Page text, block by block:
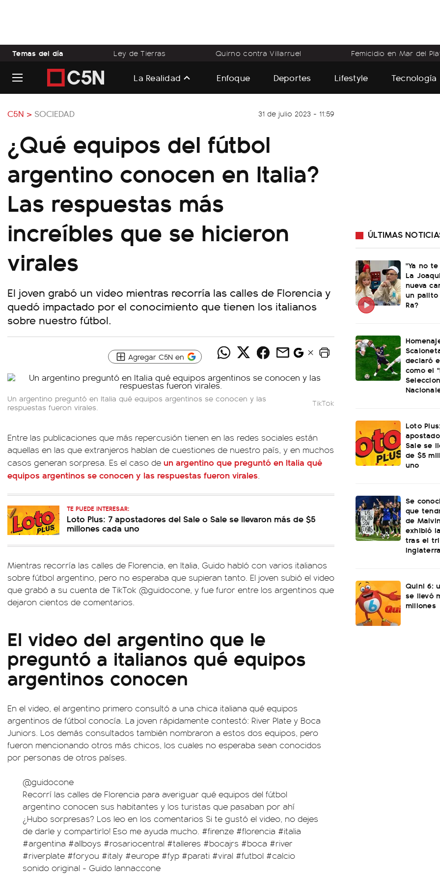
Temas del día Ley de Tierras Quirno contra Villarruel Femicidio en Mar del
La Realidad Enfoque Deportes Lifestyle Tecnología
C5N > SOCIEDAD 31 de julio 2023 - 11:59
¿Qué equipos del fútbol
argentino conocen en Italia?
Las respuestas más
increíbles que se hicieron
virales
El joven grabó un video mientras recorría las calles de Florencia y
quedó impactado por el conocimiento que tienen los italianos
sobre nuestro fútbol.
Agregar C5N en
Un argentino preguntó en Italia qué equipos argentinos se conocen y las
respuestas fueron virales.
TikTok
Entre las publicaciones que más repercusión tienen en las redes sociales están
aquellas en las que extranjeros hablan de cuestiones de nuestro país, y en muchos
casos generan sorpresa. Es el caso de un argentino que preguntó en Italia qué
equipos argentinos se conocen y las respuestas fueron virales.
TE PUEDE INTERESAR:
Loto Plus: 7 apostadores del Sale o Sale se llevaron más de $5
millones cada uno
Mientras recorría las calles de Florencia, en Italia, Guido habló con varios italianos
sobre fútbol argentino, pero no esperaba que supieran tanto. El joven subió el video
que grabó a su cuenta de TikTok @guidocone, y fue furor entre los argentinos que
dejaron cientos de comentarios.
El video del argentino que le
preguntó a italianos qué equipos
argentinos conocen
En el video, el argentino primero consultó a una chica italiana qué equipos
argentinos de fútbol conocía. La joven rápidamente contestó: River Plate y Boca
Juniors. Los demás consultados también nombraron a estos dos equipos, pero
fueron mencionando otros más chicos, los cuales no esperaba sean conocidos
por personas de otros países.
@guidocone
Recorrí las calles de Florencia para averiguar qué equipos del fútbol
argentino conocen sus habitantes y los turistas que pasaban por ahí
¿Hubo sorpresas? Los leo en los comentarios Si te gustó el video, no dejes
de darle y compartirlo! Eso me ayuda mucho. #firenze #florencia #italia
#argentina #allboys #rosariocentral #talleres #bocajrs #boca #river
#riverplate #foryou #italy #europe #fyp #parati #viral #futbol #calcio
sonido original - Guido Iannaccone
ÚLTIMAS
"Ya no
La
nueva
un palito
Ra?
declaró
como el
Loto
Sale se
de $5
uno
Se
que
de
exhibió
tras el
Inglaterra
Quini 6:
se llevó
millones